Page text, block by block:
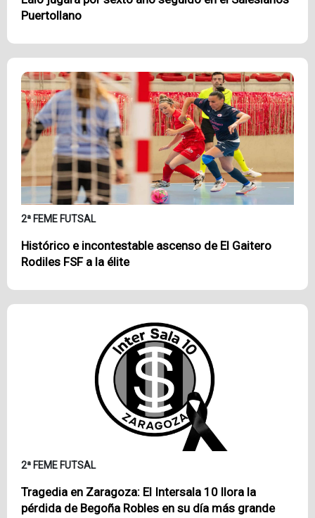
Puertollano
2ª FEME FUTSAL
Histórico e incontestable ascenso de El Gaitero
Rodiles FSF a la élite
2ª FEME FUTSAL
Tragedia en Zaragoza: El Intersala 10 llora la
pérdida de Begoña Robles en su día más grande